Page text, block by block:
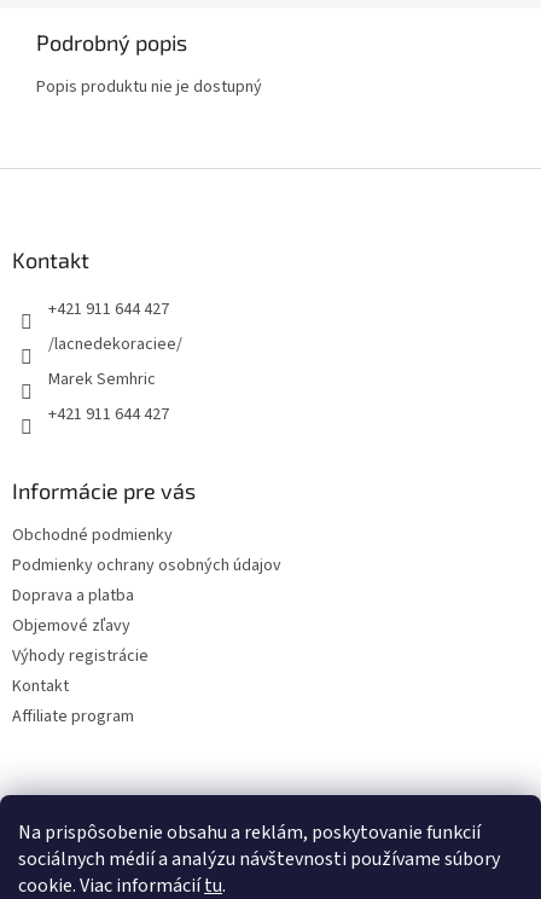
Na prispôsobenie obsahu a reklám, poskytovanie funkcií
sociálnych médií a analýzu návštevnosti používame súbory
cookie. Viac informáciítu.
Podrobný popis
Popis produktu nie je dostupný
Kontakt
+421 911 644 427
/lacnedekoraciee/
Marek Semhric
+421 911 644 427
Informácie pre vás
Obchodné podmienky
Podmienky ochrany osobných údajov
Doprava a platba
Objemové zľavy
Výhody registrácie
Kontakt
Affiliate program